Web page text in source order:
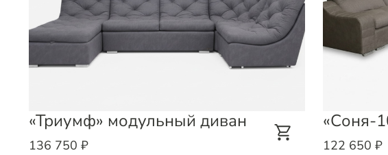
«Триумф» модульный диван
136 750 ₽
«Соня-
122 650 ₽